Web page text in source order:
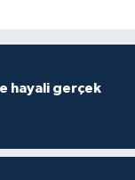
hayali gerçek